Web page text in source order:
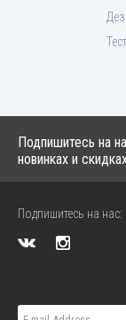
Подпишитесь на
новинках и
Подпишитесь на нас: